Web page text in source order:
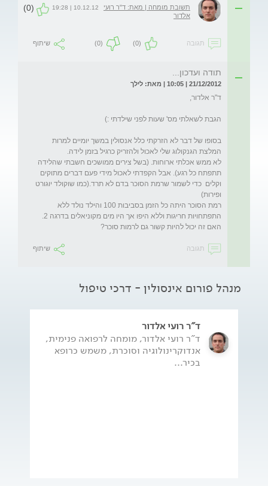
תשובת מומחה | מאת: ד"ר רועי
אלדור
10.12.12 | 19:28
(0)
תגובה (0)
(0) שיתוף
תודה ועדכון...
21/12/2012 | 10:05 | מאת: לילך
בסופו של דבר לא הזרקתי כלל אנסולין במשך יומיים למרות
לא ממש אכלתי ארוחות. (בשל צירים ממושכים חשבתי שהלידה
תתפתח כל רגע). אבל הקפדתי לאכול מידי פעם דברים מתוקים
וקלים  כדי לשמור שרמת הסוכר בדם לא תרד.(כמו שוקולד יוגורט
רמת הסוכר היתה כל הזמן בסביבות 100 והילד נולד ללא
האם זה יכול להיות קשור גם לרמות סוכר?
תגובה שיתוף
מנהל פורום אינסולין - דרכי טיפול
ד"ר רועי אלדור
ד"ר רועי אלדור, מומחה לרפואה פנימית,
אנדוקרינולוגיה וסוכרת, משמש כרופא
בכיר...